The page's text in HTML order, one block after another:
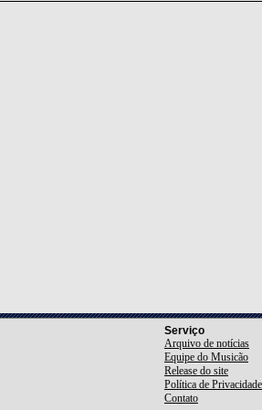
Serviço
Arquivo de notícias
Equipe do Musicão
Release do site
Política de Privacidade
Contato